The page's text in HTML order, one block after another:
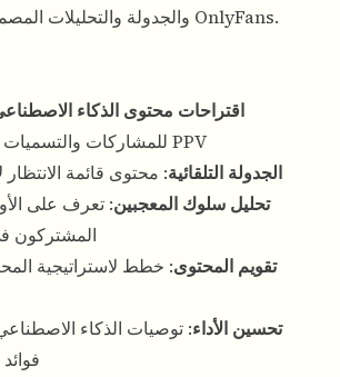
والجدولة والتحليلات المصممة خصيصًا لمبدعي OnlyFans.
اقتراحات محتوى الذكاء
للمشاركات والتسميات التوضيحية وأوصاف PPV
الجدولة التلقائية: محتوى قائمة الانتظار
تحليل سلوك المعجبين: تعرف على
المشتركون
تقويم المحتوى: خطط لاستراتيجية
تحسين الأداء: توصيات الذكاء